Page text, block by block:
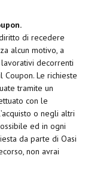
di recedere
alcun motivo, a
decorrenti
Le richieste
tramite un
con le
o negli altri
ed in ogni
da parte di Oasi
non avrai